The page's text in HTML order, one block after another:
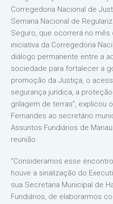
Corregedoria Nacional de
Semana Nacional de
Seguro, que ocorrerá no mês
iniciativa da Corregedoria
diálogo permanente entre a
sociedade para fortalecer a
promoção da Justiça, o
segurança jurídica, a
grilagem de terras”, explicou
Fernandes ao secretário
Assuntos Fundiários de
reunião.
“Consideramos esse
houve a sinalização do
sua Secretaria Municipal de
Fundiários, de elaborarmos